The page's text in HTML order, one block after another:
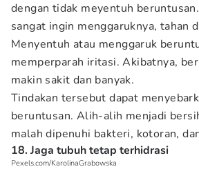
dengan tidak meyentuh
sangat ingin menggaruknya, tahan
Menyentuh atau menggaruk
memperparah iritasi. Akibatnya,
makin sakit dan banyak.
Tindakan tersebut dapat
beruntusan. Alih-alih menjadi
malah dipenuhi bakteri, kotoran,
18. Jaga tubuh tetap terhidrasi
Pexels.com/KarolinaGrabowska